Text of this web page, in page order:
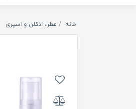
خانه عطر، ادکلن و اسپری